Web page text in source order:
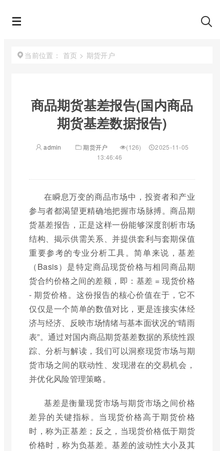
当前位置： 首页 > 期货开户
商品期货基差报告(国内商品
期货基差数据报告)
admin 期货开户 (126)
2025-11-05
13:46:46
在瞬息万变的商品市场中，投资者和产业
参与者都渴望更精确地把握市场脉搏。商品期
货基差报告，正是这样一份能够深度剖析市场
结构、揭示供需关系、并提供套利与套期保值
重要参考的专业分析工具。简单来说，基差
（Basis）是特定商品现货价格与相同商品期
货合约价格之间的差额，即：基差 = 现货价格
- 期货价格。这份报告的核心价值在于，它不
仅仅是一个简单的数值对比，更是连接实体经
济与经济、反映市场情绪与基本面状况的“晴雨
表”。通过对国内商品期货基差数据的系统性跟
踪、分析与解读，我们可以洞察现货市场与期
货市场之间的联动性、发现潜在的交易机会，
并优化风险管理策略。
基差是衡量现货市场与期货市场之间价格
差异的关键指标。当现货价格高于期货价格
时，称为正基差；反之，当现货价格低于期货
价格时，称为负基差。基差的波动性大小及其